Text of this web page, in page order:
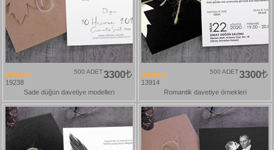
19238
3300
500 ADET
Sade düğün davetiye modelleri
13914
3300
500 ADET
Romantik davetiye örnekleri